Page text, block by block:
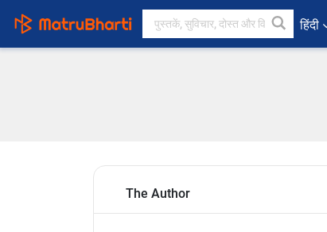
हिंदी
The Author